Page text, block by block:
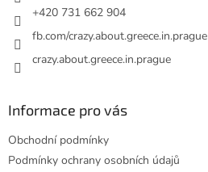
+420 731 662 904
fb.com/crazy.about.greece.in.prague
crazy.about.greece.in.prague
Informace pro vás
Obchodní podmínky
Podmínky ochrany osobních údajů